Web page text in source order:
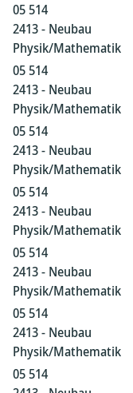
05 514
2413 - Neubau
Physik/Mathematik
05 514
2413 - Neubau
Physik/Mathematik
05 514
2413 - Neubau
Physik/Mathematik
05 514
2413 - Neubau
Physik/Mathematik
05 514
2413 - Neubau
Physik/Mathematik
05 514
2413 - Neubau
Physik/Mathematik
05 514